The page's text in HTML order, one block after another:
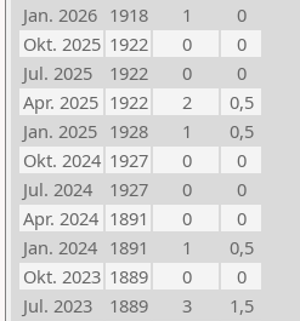
Jan. 2026 1918 1
0
Okt. 2025 1922 0
0
Jul. 2025
1922 0
0
Apr. 2025 1922 2
0,5
Jan. 2025 1928 1
0,5
Okt. 2024 1927 0
0
Jul. 2024
1927 0
0
Apr. 2024 1891 0
0
Jan. 2024 1891 1
0,5
Okt. 2023 1889 0
0
Jul. 2023
1889 3
1,5